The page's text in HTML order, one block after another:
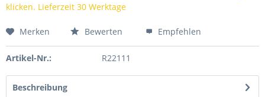
klicken. Lieferzeit 30 Werktage
Merken Bewerten Empfehlen
Artikel-Nr.: R22111
Beschreibung